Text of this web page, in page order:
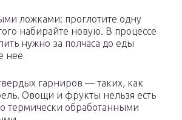
ложками: проглотите одну
набирайте новую. В процессе
нужно за полчаса до еды
нее
гарниров — таких, как
Овощи и фрукты нельзя есть
термически обработанными